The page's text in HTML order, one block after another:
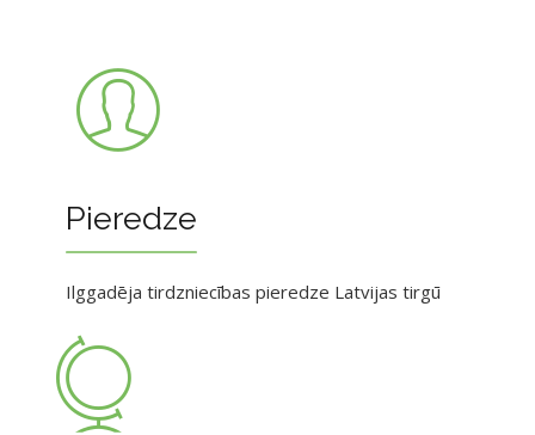
Pieredze
Ilggadēja tirdzniecības pieredze Latvijas tirgū